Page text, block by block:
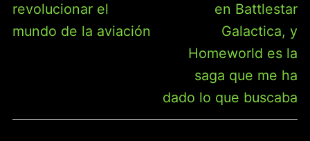
revolucionar el
mundo de la aviación
en Battlestar
Galactica, y
Homeworld es la
saga que me ha
dado lo que buscaba